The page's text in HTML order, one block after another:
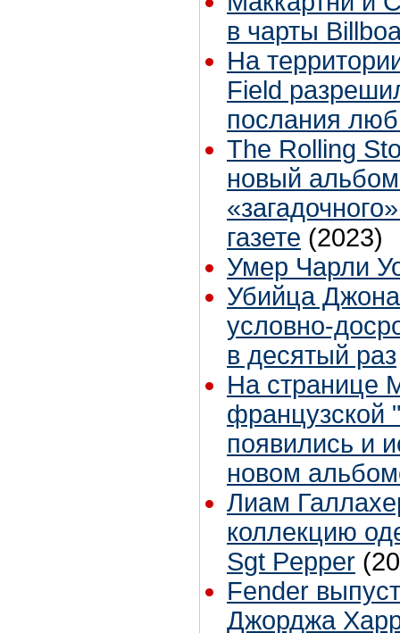
в чарты
На
Field
послания
The Rolling
новый
газете (2023)
Умер Чарли
Убийца
условно-
в десятый раз
На странице
французской
появились и
новом
Лиам
коллекцию
Sgt Pepper
Fender
Джорджа